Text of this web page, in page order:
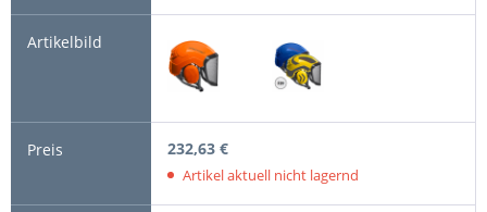
232,63 €
Artikel aktuell nicht lagernd